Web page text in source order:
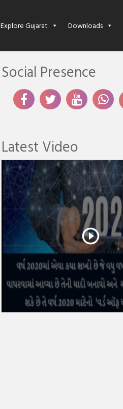
Explore Gujarat Downloads
Social Presence
Latest Video